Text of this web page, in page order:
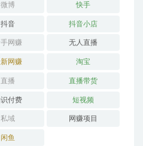
微博 快手
抖音 抖音小店
手网赚 无人直播
网赚 淘宝
直播 直播带货
付费 短视频
私域 网赚项目
闲鱼